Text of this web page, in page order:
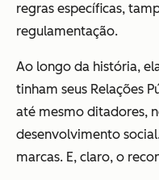
regras específicas,
regulamentação.
Ao longo da história,
tinham seus Relações
até mesmo ditadores,
desenvolvimento
marcas. E, claro, o